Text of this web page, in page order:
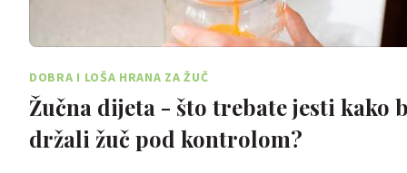
DOBRA I LOŠA HRANA ZA ŽUČ
Žučna dijeta - što trebate jesti kako
držali žuč pod kontrolom?